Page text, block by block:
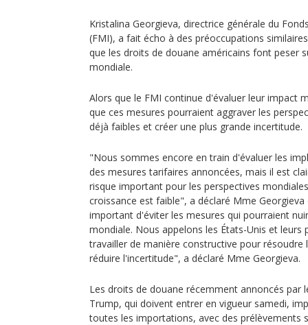
Kristalina Georgieva, directrice générale du
(FMI), a fait écho à des préoccupations
que les droits de douane américains font peser
mondiale.
Alors que le FMI continue d'évaluer leur impact
que ces mesures pourraient aggraver les
déjà faibles et créer une plus grande incertitude.
"Nous sommes encore en train d'évaluer les
des mesures tarifaires annoncées, mais il est
risque important pour les perspectives
croissance est faible", a déclaré Mme
important d'éviter les mesures qui pourraient
mondiale. Nous appelons les États-Unis et leurs
travailler de manière constructive pour
réduire l'incertitude", a déclaré Mme Georgieva.
Les droits de douane récemment annoncés par
Trump, qui doivent entrer en vigueur samedi,
toutes les importations, avec des prélèvements